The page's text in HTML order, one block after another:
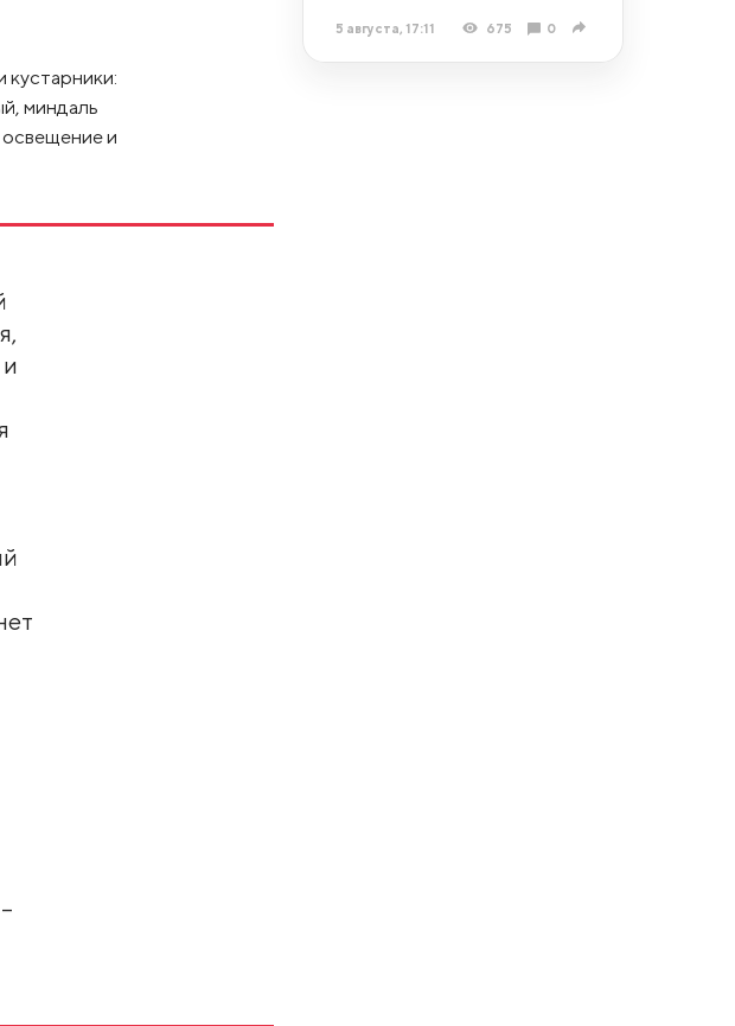
кустарники:
миндаль
и
5 августа, 17:11 675 0